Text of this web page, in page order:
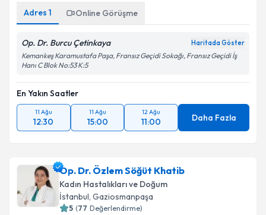
Adres 1 Online Görüşme
Op. Dr. Burcu Çetinkaya Haritada Göster
Kemankeş Karamustafa Paşa, Fransız Geçidi Sokağı, Fransız Geçidi İş
Hanı C Blok No:53 K:5
En Yakın Saatler
11 Ağu
12:30
11 Ağu
15:00
12 Ağu
11:00 Daha Fazla
Op. Dr. Özlem Söğüt Khatib
Kadın Hastalıkları ve Doğum
İstanbul, Gaziosmanpaşa
5 (77 Değerlendirme)